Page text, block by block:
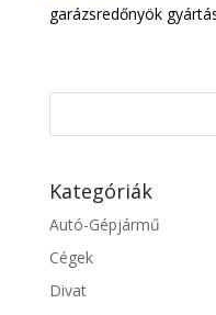
garázsredőnyök
Kategóriák
Autó-Gépjármű
Cégek
Divat